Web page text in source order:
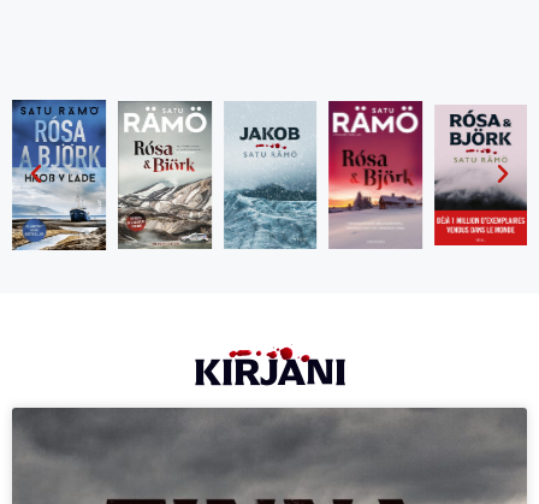
KIRJANI